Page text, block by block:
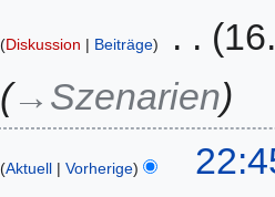
Diskussion Beiträge
→‎Szenarien
Aktuell Vorherige